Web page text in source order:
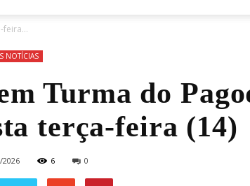
feira...
NOTÍCIAS
Turma do
terça-feira (14)
2026 6 0